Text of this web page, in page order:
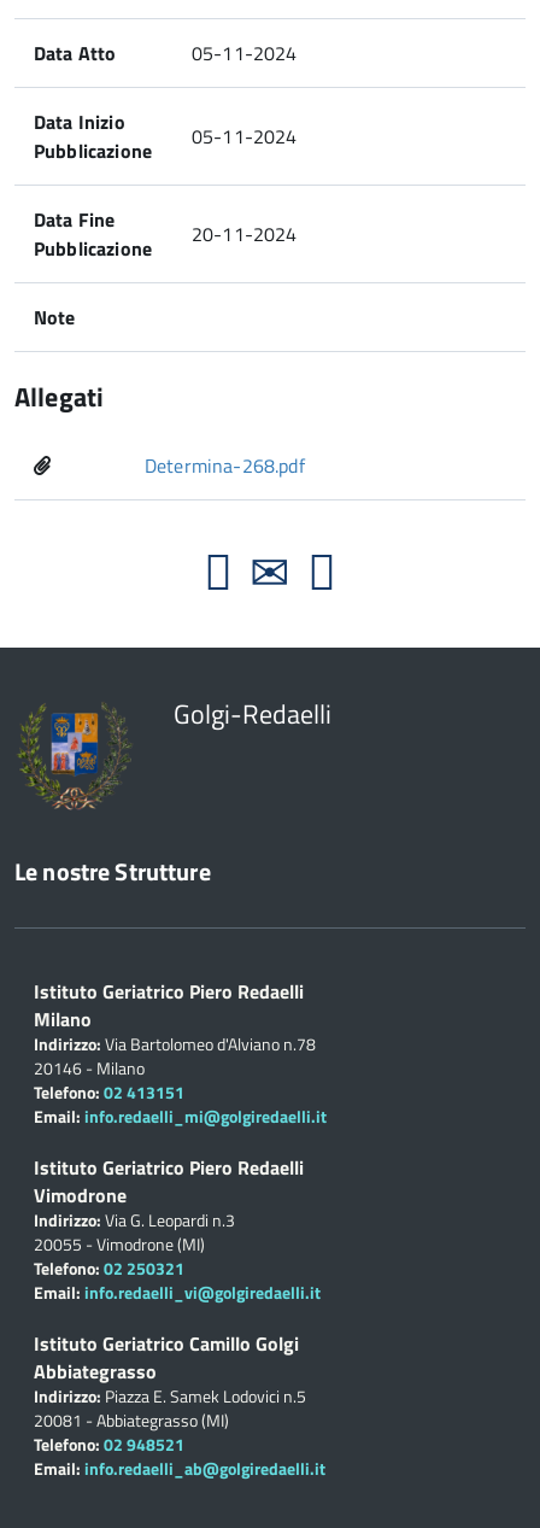
Data Atto 05-11-2024
Data Inizio
Pubblicazione
05-11-2024
Data Fine
Pubblicazione
20-11-2024
Note
Allegati
Determina-268.pdf
Golgi-Redaelli
Le nostre Strutture
Istituto Geriatrico Piero Redaelli
Milano
Indirizzo:Via Bartolomeo d'Alviano n.78
20146 - Milano
Telefono:02 413151
Email: info.redaelli_mi@golgiredaelli.it
Istituto Geriatrico Piero Redaelli
Vimodrone
Indirizzo:Via G. Leopardi n.3
20055 - Vimodrone (MI)
Telefono:02 250321
Email: info.redaelli_vi@golgiredaelli.it
Istituto Geriatrico Camillo Golgi
Abbiategrasso
Indirizzo: Piazza E. Samek Lodovici n.5
20081 - Abbiategrasso (MI)
Telefono:02 948521
Email: info.redaelli_ab@golgiredaelli.it